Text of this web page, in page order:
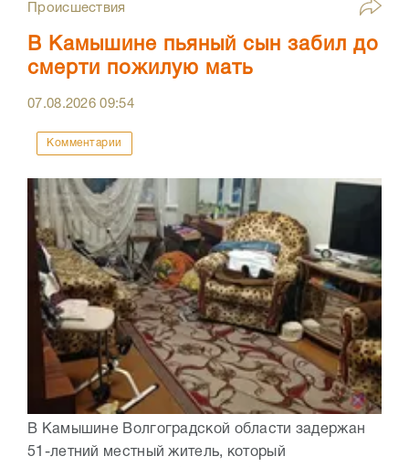
Происшествия
В Камышине пьяный сын забил до
смерти пожилую мать
07.08.202609:54
Комментарии
В Камышине Волгоградской области задержан
51-летний местный житель, который